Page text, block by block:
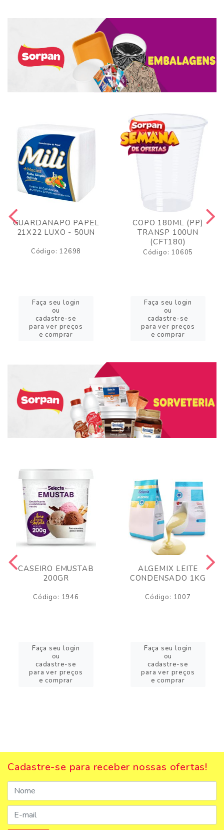
GUARDANAPO PAPEL
21X22 LUXO - 50UN
Código: 12698
Faça seu login
ou
cadastre-se
para ver preços
e comprar
COPO 180ML (PP)
TRANSP 100UN
(CFT180)
Código: 10605
Faça seu login
ou
cadastre-se
para ver preços
e comprar
CASEIRO EMUSTAB
200GR
Código: 1946
Faça seu login
ou
cadastre-se
para ver preços
e comprar
ALGEMIX LEITE
CONDENSADO 1KG
Código: 1007
Faça seu login
ou
cadastre-se
para ver preços
e comprar
Cadastre-se para receber nossas ofertas!